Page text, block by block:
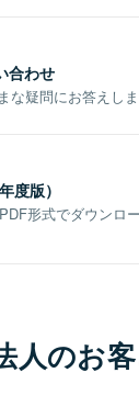
合わせ
疑問にお答えしま
度版）
形式でダウンロ
人のお